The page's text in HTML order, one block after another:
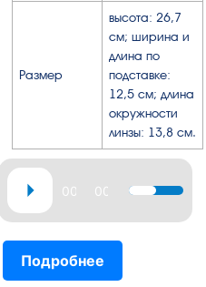
Размер
высота: 26,7
см; ширина и
длина по
подставке:
12,5 см; длина
окружности
линзы: 13,8 см.
Аудиоплеер
00:0000:18
клавиши
Подробнее